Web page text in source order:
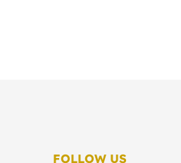
FOLLOW US